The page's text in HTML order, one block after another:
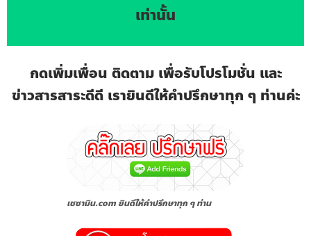
เท่านั้น
กดเพิ่มเพื่อน ติดตาม เพื่อรับโปรโมชั่น และ
ข่าวสารสาระดีดี เรายินดีให้คำปรึกษาทุก ๆ ท่านค่ะ
เซซามิน.com ยินดีให้คำปรึกษาทุก ๆ ท่าน